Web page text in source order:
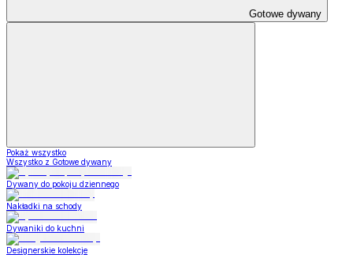
Gotowe dywany
Pokaż wszystko
Wszystko z Gotowe dywany
Dywany do pokoju dziennego
Nakładki na schody
Dywaniki do kuchni
Designerskie kolekcje